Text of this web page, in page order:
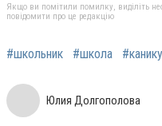
Якщо ви помітили помилку, виділіть
повідомити про це редакцію
#школьник #школа
Юлия Долгополова